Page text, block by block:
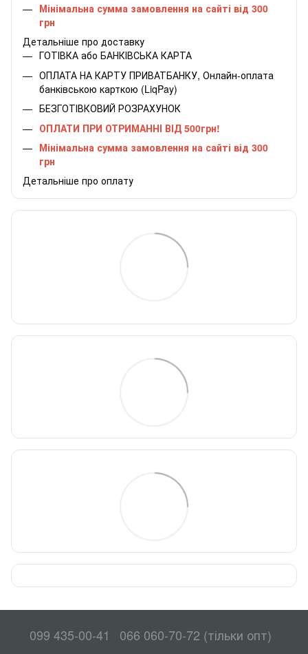
Мінімальна сумма замовлення на сайті від 300
грн
Детальніше про доставку
ГОТІВКА або БАНКІВСЬКА КАРТА
ОПЛАТА НА КАРТУ ПРИВАТБАНКУ, Онлайн-оплата
банківською карткою (LiqPay)
БЕЗГОТІВКОВИЙ РОЗРАХУНОК
ОПЛАТИ ПРИ ОТРИМАННІ ВІД 500грн!
Мінімальна сумма замовлення на сайті від 300
грн
Детальніше про оплату
099 435-00-41 066 060-70-72 (тільки опт)